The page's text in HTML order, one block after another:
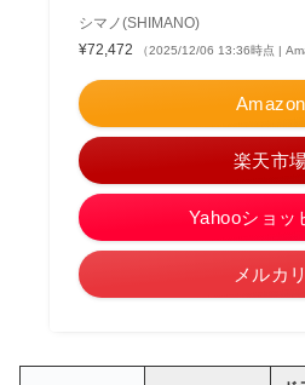
シマノ(SHIMANO)
¥72,472
（2025/12/06 13:36時点 |
Amazon
楽天市
Yahooショッ
メルカリ